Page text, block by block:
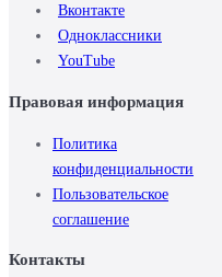
Вконтакте
Одноклассники
YouTube
Правовая информация
Политика
конфиденциальности
Пользовательское
cоглашение
Контакты